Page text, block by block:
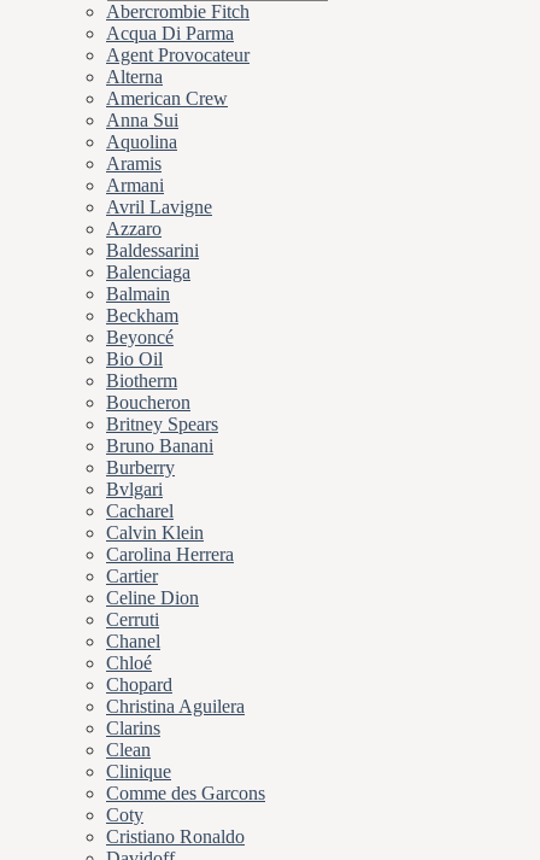
Abercrombie Fitch
Acqua Di Parma
Agent Provocateur
Alterna
American Crew
Anna Sui
Aquolina
Aramis
Armani
Avril Lavigne
Azzaro
Baldessarini
Balenciaga
Balmain
Beckham
Beyoncé
Bio Oil
Biotherm
Boucheron
Britney Spears
Bruno Banani
Burberry
Bvlgari
Cacharel
Calvin Klein
Carolina Herrera
Cartier
Celine Dion
Cerruti
Chanel
Chloé
Chopard
Christina Aguilera
Clarins
Clean
Clinique
Comme des Garcons
Coty
Cristiano Ronaldo